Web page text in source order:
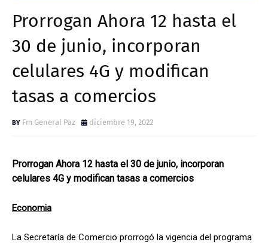
Prorrogan Ahora 12 hasta el
30 de junio, incorporan
celulares 4G y modifican
tasas a comercios
Fm General Paz diciembre 19, 2022
Prorrogan Ahora 12 hasta el 30 de junio, incorporan
celulares 4G y modifican tasas a comercios
Economia
La Secretaría de Comercio prorrogó la vigencia del programa